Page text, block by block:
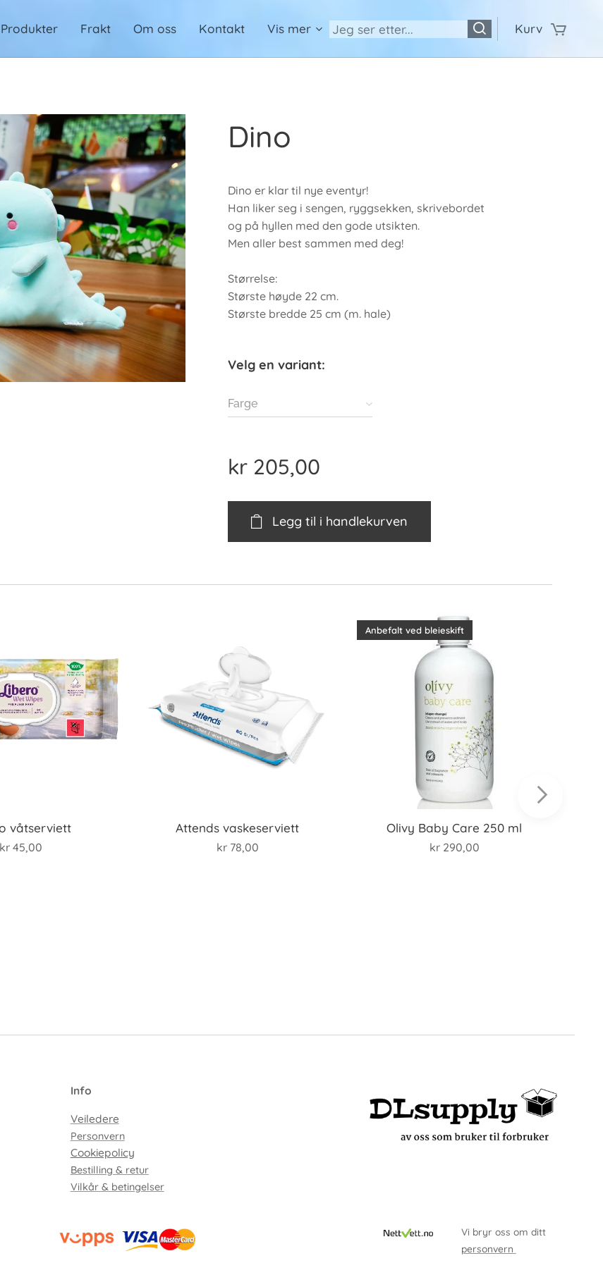
Produkter Frakt Om oss Kontakt Vis mer Kurv
Dino
Dino er klar til nye eventyr!
Han liker seg i sengen, ryggsekken, skrivebordet
og på hyllen med den gode utsikten.
Men aller best sammen med deg!
Størrelse:
Største høyde 22 cm.
Største bredde 25 cm (m. hale)
Velg en variant:
Farge
kr 205,00
Legg til i handlekurven
våtserviett
kr 45,00
Attends vaskeserviett
kr 78,00
Olivy Baby Care 250 ml
Anbefalt ved bleieskift
kr 290,00
Info
Veiledere
Personvern
Cookiepolicy
Bestilling & retur
Vilkår & betingelser
Vi bryr oss om ditt
personvern